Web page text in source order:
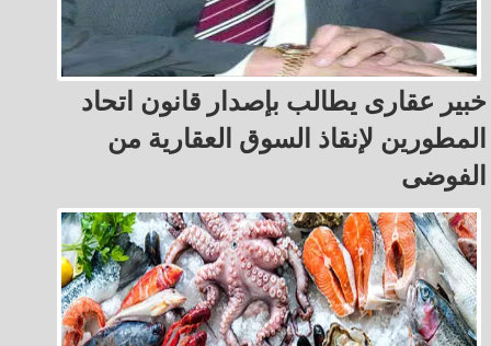
خبير عقارى يطالب بإصدار قانون اتحاد
المطورين لإنقاذ السوق العقارية من
الفوضى